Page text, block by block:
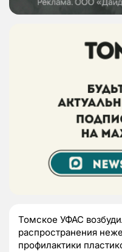
Томское УФАС
распространения
профилактики